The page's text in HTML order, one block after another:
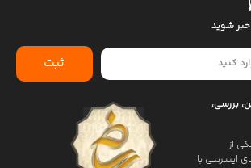
شوید
ثبت
بررسی،
از
اینترنتی با